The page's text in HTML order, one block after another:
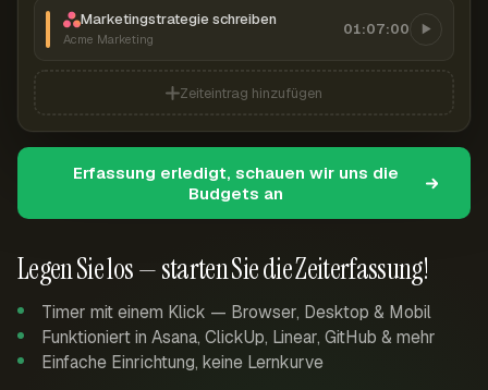
Legen Sie los — starten Sie die Zeiterfassung!
Timer mit einem Klick — Browser, Desktop & Mobil
Funktioniert in Asana, ClickUp, Linear, GitHub & mehr
Einfache Einrichtung, keine Lernkurve
Marketingstrategie schreiben
Acme Marketing
01:07:00
Zeiteintrag hinzufügen
Erfassung erledigt, schauen wir uns die
Budgets an